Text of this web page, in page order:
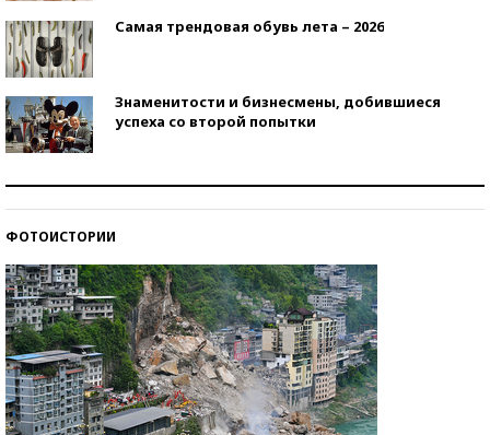
Самая трендовая обувь лета – 2026
Знаменитости и бизнесмены, добившиеся
успеха со второй попытки
ФОТОИСТОРИИ